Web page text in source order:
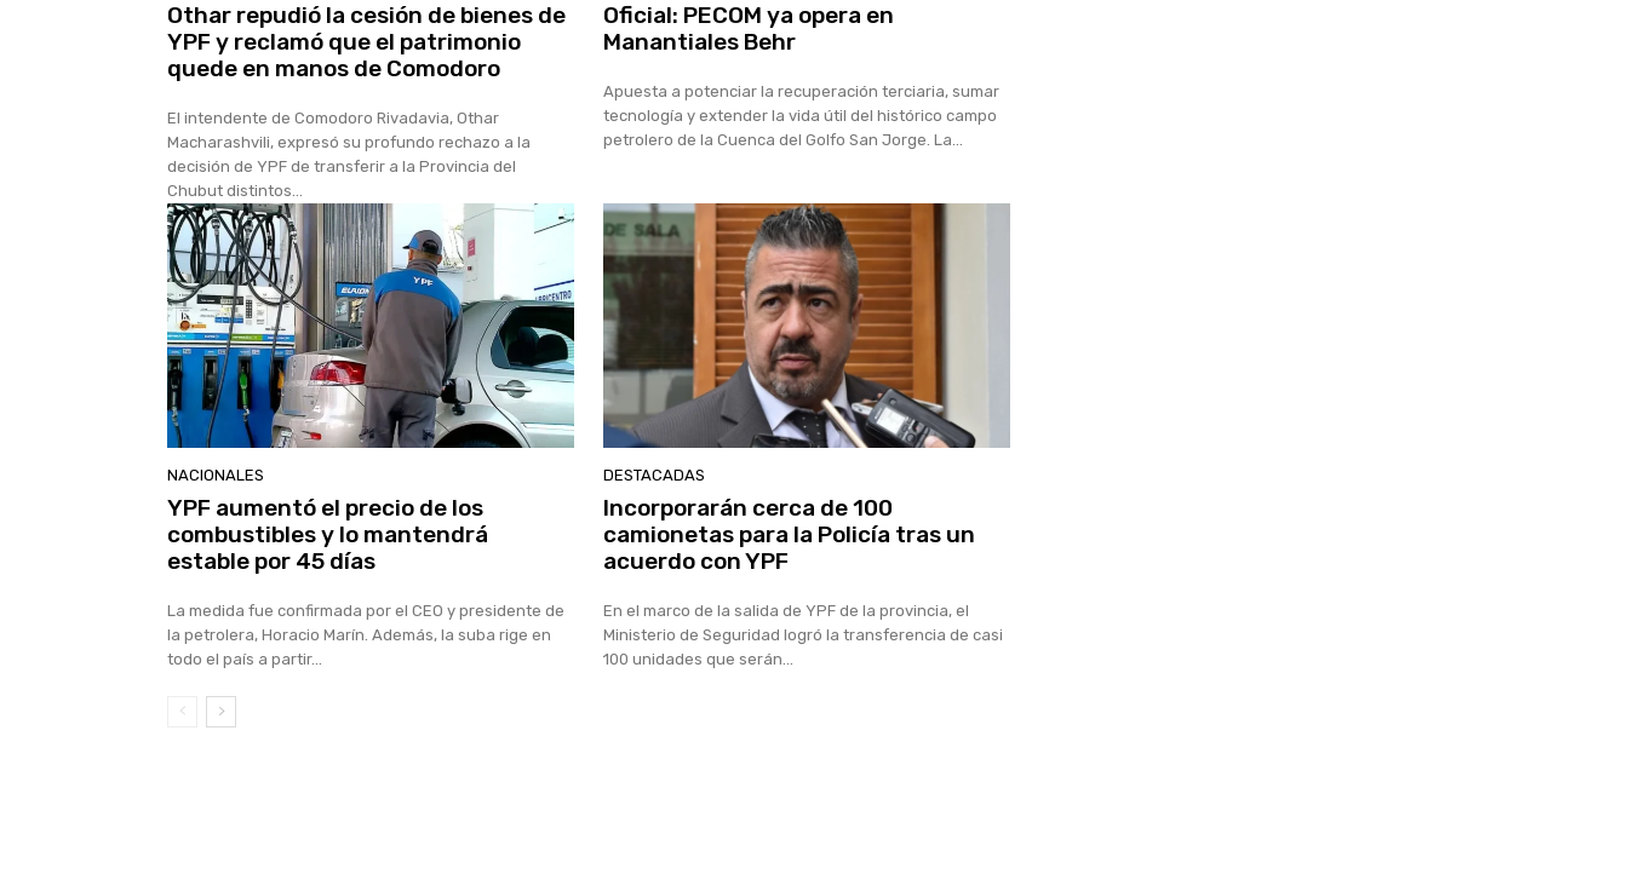
Othar repudió la cesión de bienes de
YPF y reclamó que el patrimonio
quede en manos de Comodoro
El intendente de Comodoro Rivadavia, Othar
Macharashvili, expresó su profundo rechazo a la
decisión de YPF de transferir a la Provincia del
Chubut distintos...
Oficial: PECOM ya opera en
Manantiales Behr
Apuesta a potenciar la recuperación terciaria, sumar
tecnología y extender la vida útil del histórico campo
petrolero de la Cuenca del Golfo San Jorge. La...
NACIONALES
YPF aumentó el precio de los
combustibles y lo mantendrá
estable por 45 días
La medida fue confirmada por el CEO y presidente de
la petrolera, Horacio Marín. Además, la suba rige en
todo el país a partir...
DESTACADAS
Incorporarán cerca de 100
camionetas para la Policía tras un
acuerdo con YPF
En el marco de la salida de YPF de la provincia, el
Ministerio de Seguridad logró la transferencia de casi
100 unidades que serán...